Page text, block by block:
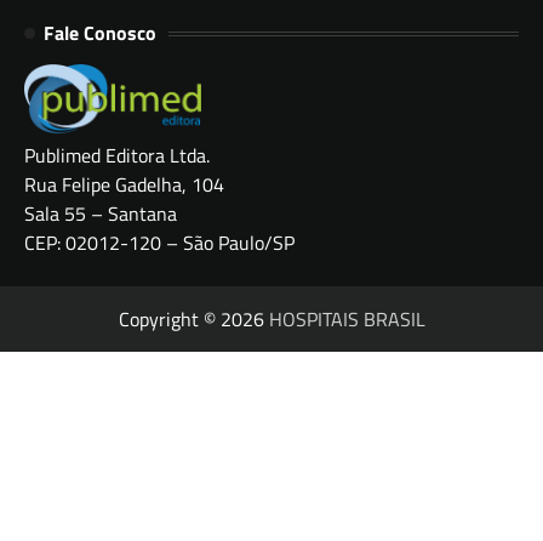
Fale Conosco
Publimed Editora Ltda.
Rua Felipe Gadelha, 104
Sala 55 – Santana
CEP: 02012-120 – São Paulo/SP
Copyright © 2026 HOSPITAIS BRASIL